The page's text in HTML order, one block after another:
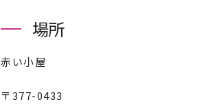
場所
赤い小屋
〒377-0433